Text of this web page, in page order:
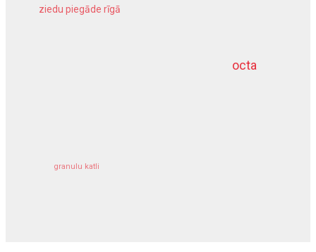
octa
ziedu piegāde rīgā
granulu katli
dziļurbums